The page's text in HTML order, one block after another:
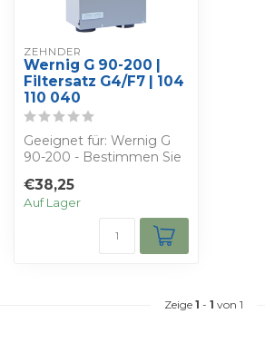
ZEHNDER
Wernig G 90-200 |
Filtersatz G4/F7 | 104
110 040
Geeignet für: Wernig G
90-200 - Bestimmen Sie
Sie erhalte...
€38,25
Auf Lager
Zeige 1 - 1 von 1